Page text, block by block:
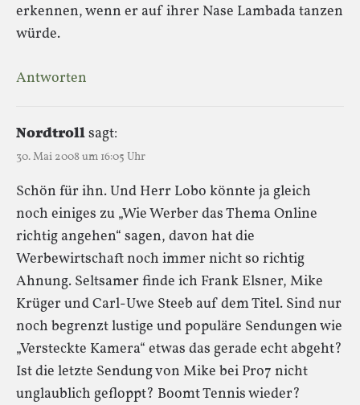
erkennen, wenn er auf ihrer Nase Lambada tanzen
würde.
Antworten
Nordtrollsagt:
30. Mai 2008 um 16:05 Uhr
Schön für ihn. Und Herr Lobo könnte ja gleich
noch einiges zu „Wie Werber das Thema Online
richtig angehen“ sagen, davon hat die
Werbewirtschaft noch immer nicht so richtig
Ahnung. Seltsamer finde ich Frank Elsner, Mike
Krüger und Carl-Uwe Steeb auf dem Titel. Sind nur
noch begrenzt lustige und populäre Sendungen wie
„Versteckte Kamera“ etwas das gerade echt abgeht?
Ist die letzte Sendung von Mike bei Pro7 nicht
unglaublich gefloppt? Boomt Tennis wieder?